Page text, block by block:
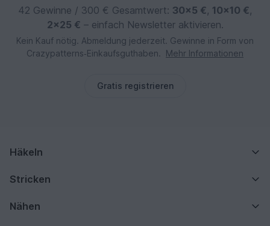
42 Gewinne / 300 € Gesamtwert: 30×5 €, 10×10 €,
2×25 € – einfach Newsletter aktivieren.
Kein Kauf nötig. Abmeldung jederzeit. Gewinne in Form von
Crazypatterns‑Einkaufsguthaben.
Mehr Informationen
Gratis registrieren
Häkeln
Stricken
Nähen